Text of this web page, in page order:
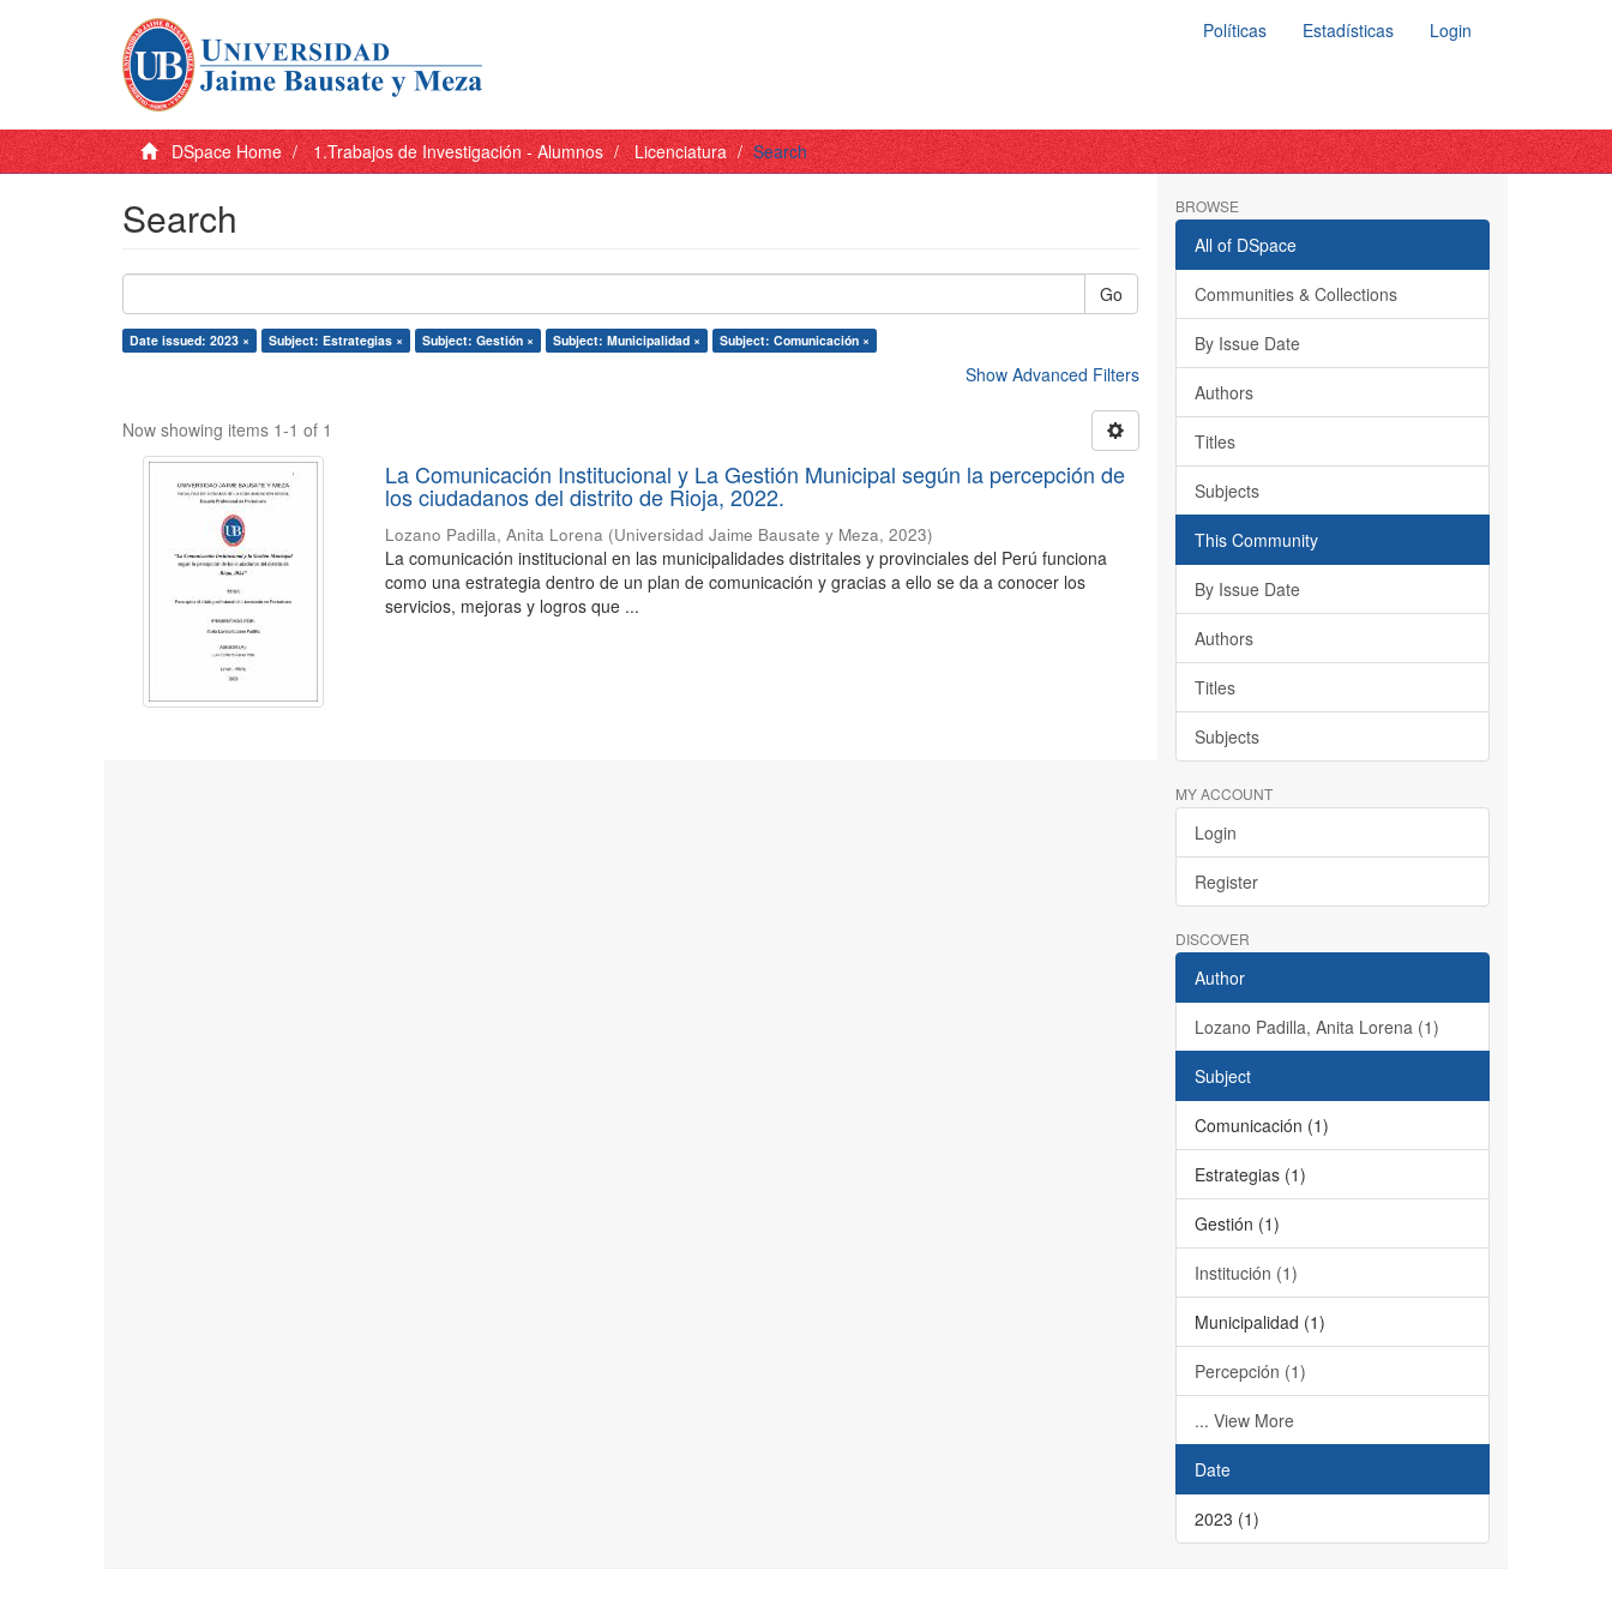
Políticas Estadísticas Login
DSpace Home 1.Trabajos de Investigación - Alumnos Licenciatura Search
Search
Go
Date issued: 2023 × Subject: Estrategias × Subject: Gestión × Subject: Municipalidad × Subject: Comunicación ×
Show Advanced Filters
Now showing items 1-1 of 1
La Comunicación Institucional y La Gestión Municipal según la percepción de
los ciudadanos del distrito de Rioja, 2022.
Lozano Padilla, Anita Lorena (Universidad Jaime Bausate y Meza,2023)
La comunicación institucional en las municipalidades distritales y provinciales del Perú funciona
como una estrategia dentro de un plan de comunicación y gracias a ello se da a conocer los
servicios, mejoras y logros que ...
BROWSE
All of DSpace
Communities & Collections
By Issue Date
Authors
Titles
Subjects
This Community
By Issue Date
Authors
Titles
Subjects
MY ACCOUNT
Login
Register
DISCOVER
Author
Lozano Padilla, Anita Lorena (1)
Subject
Comunicación (1)
Estrategias (1)
Gestión (1)
Institución (1)
Municipalidad (1)
Percepción (1)
... View More
Date
2023 (1)